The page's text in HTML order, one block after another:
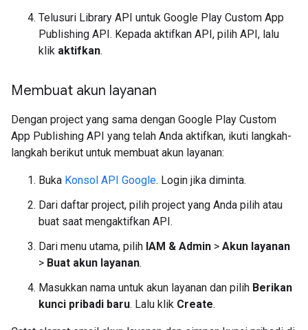
Telusuri Library API untuk Google Play Custom App
Publishing API. Kepada aktifkan API, pilih API, lalu
klik aktifkan.
Membuat akun layanan
Dengan project yang sama dengan Google Play Custom
App Publishing API yang telah Anda aktifkan, ikuti langkah-
langkah berikut untuk membuat akun layanan:
Buka Konsol API Google. Login jika diminta.
Dari daftar project, pilih project yang Anda pilih atau
buat saat mengaktifkan API.
Dari menu utama, pilih IAM & Admin > Akun layanan
> Buat akun layanan.
Masukkan nama untuk akun layanan dan pilih Berikan
kunci pribadi baru. Lalu klik Create.